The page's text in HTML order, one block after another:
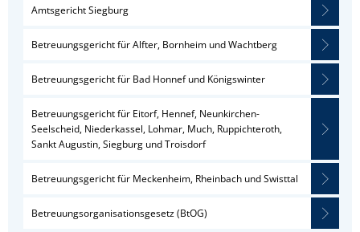
Amtsgericht Siegburg
Betreuungsgericht für Alfter, Bornheim und Wachtberg
Betreuungsgericht für Bad Honnef und Königswinter
Betreuungsgericht für Eitorf, Hennef, Neunkirchen-
Seelscheid, Niederkassel, Lohmar, Much, Ruppichteroth,
Sankt Augustin, Siegburg und Troisdorf
Betreuungsgericht für Meckenheim, Rheinbach und Swisttal
Betreuungsorganisationsgesetz (BtOG)